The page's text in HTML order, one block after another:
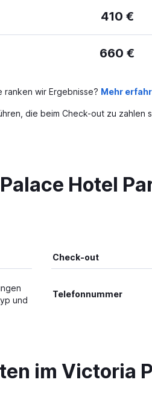
410 €
660 €
ranken wir Ergebnisse? Mehr
die beim Check-out zu zahlen
Hotel
Check-out
und
Telefonnummer
im Victoria